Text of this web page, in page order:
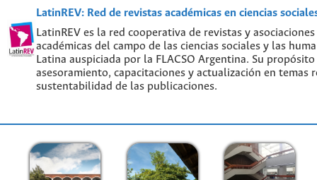
LatinREV: Red de revistas académicas en ciencias
LatinREV es la red cooperativa de revistas y
académicas del campo de las ciencias sociales y las
Latina auspiciada por la FLACSO Argentina. Su
asesoramiento, capacitaciones y actualización en temas
sustentabilidad de las publicaciones.